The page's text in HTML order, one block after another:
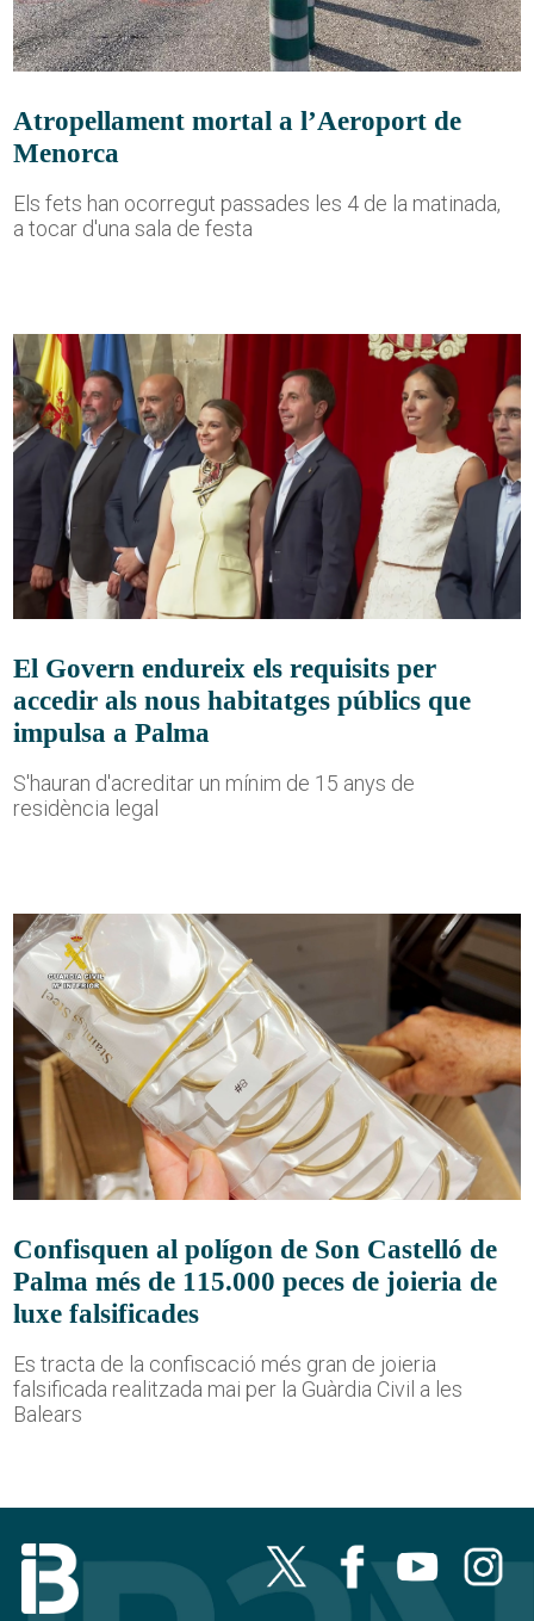
Atropellament mortal a l’Aeroport de
Menorca
Els fets han ocorregut passades les 4 de la matinada,
a tocar d'una sala de festa
El Govern endureix els requisits per
accedir als nous habitatges públics que
impulsa a Palma
S'hauran d'acreditar un mínim de 15 anys de
residència legal
Confisquen al polígon de Son Castelló de
Palma més de 115.000 peces de joieria de
luxe falsificades
Es tracta de la confiscació més gran de joieria
falsificada realitzada mai per la Guàrdia Civil a les
Balears